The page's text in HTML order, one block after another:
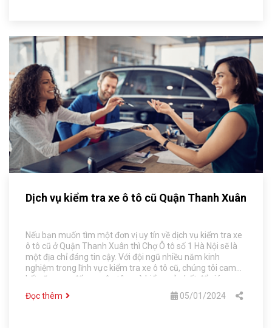
Dịch vụ kiểm tra xe ô tô cũ Quận Thanh Xuân
Nếu bạn muốn tìm một đơn vị uy tín về dịch vụ kiểm tra xe
ô tô cũ ở Quận Thanh Xuân thì Chợ Ô tô số 1 Hà Nội sẽ là
một địa chỉ đáng tin cậy. Với đội ngũ nhiều năm kinh
nghiệm trong lĩnh vực kiểm tra xe ô tô cũ, chúng tôi cam
kết sẽ mang đến sự yên tâm và hiểu quả nhất để giúp
khách hàng có thể tậu được chiếc xe ưng ý nhất.
Đọc thêm 05/01/2024